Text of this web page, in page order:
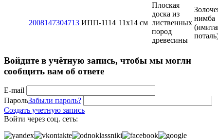
2008147304713 ИПП-1114 11х14 см
Плоская
доска из
лиственных
пород
древесины
нимба
Войдите в учётную запись, чтобы мы могли
сообщить вам об ответе
E-mail
ПарольЗабыли пароль?
Создать учетную запись
Войти через соц. сеть: